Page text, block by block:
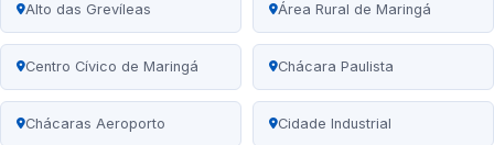
Alto das Grevíleas Área Rural de Maringá
Centro Cívico de Maringá Chácara Paulista
Chácaras Aeroporto Cidade Industrial